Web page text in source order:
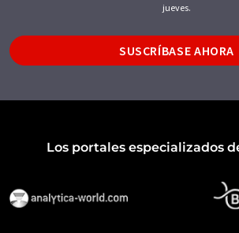
jueves.
SUSCRÍBASE AHORA
Los portales especializados